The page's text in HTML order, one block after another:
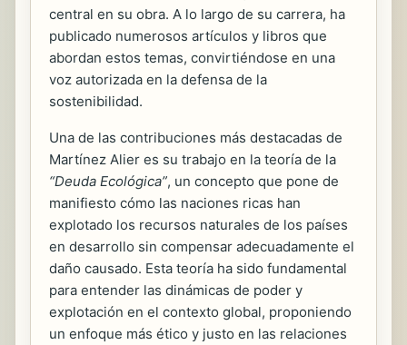
central en su obra. A lo largo de su carrera, ha
publicado numerosos artículos y libros que
abordan estos temas, convirtiéndose en una
voz autorizada en la defensa de la
sostenibilidad.
Una de las contribuciones más destacadas de
Martínez Alier es su trabajo en la teoría de la
“Deuda Ecológica”, un concepto que pone de
manifiesto cómo las naciones ricas han
explotado los recursos naturales de los países
en desarrollo sin compensar adecuadamente el
daño causado. Esta teoría ha sido fundamental
para entender las dinámicas de poder y
explotación en el contexto global, proponiendo
un enfoque más ético y justo en las relaciones